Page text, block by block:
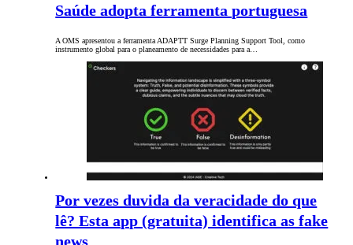
Saúde adopta ferramenta portuguesa
A OMS apresentou a ferramenta ADAPTT Surge Planning Support Tool, como
instrumento global para o planeamento de necessidades para a…
Por vezes duvida da veracidade do que
lê? Esta app (gratuita) identifica as fake
news